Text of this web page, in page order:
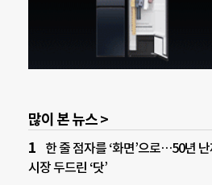
많이 본 뉴스 >
한 줄 점자를 ‘화면’으로…50년 난
시장 두드린 ‘닷’